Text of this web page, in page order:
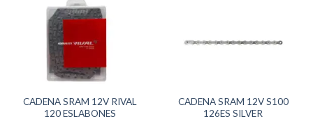
CADENA SRAM 12V RIVAL
120 ESLABONES
CADENA SRAM 12V S100
126ES SILVER